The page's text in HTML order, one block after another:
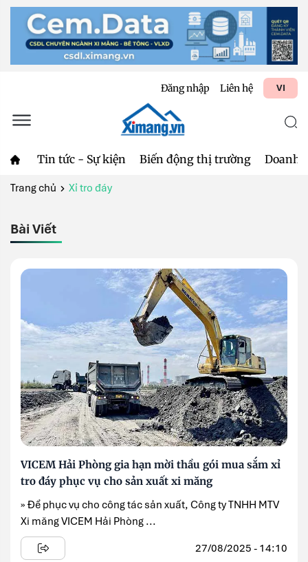
Đăng nhập Liên hệ VI
Tin tức - Sự kiện Biến động thị trường Doanh
Trang chủ Xỉ tro đáy
Bài Viết
VICEM Hải Phòng gia hạn mời thầu gói mua sắm xỉ
tro đáy phục vụ cho sản xuất xi măng
» Để phục vụ cho công tác sản xuất, Công ty TNHH MTV
Xi măng VICEM Hải Phòng ...
27/08/2025 - 14:10